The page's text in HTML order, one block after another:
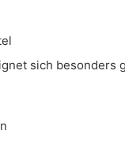
sich besonders